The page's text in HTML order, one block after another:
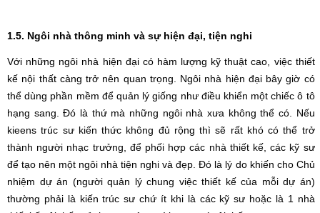
1.5. Ngôi nhà thông minh và sự hiện đại, tiện nghi
Với những ngôi nhà hiện đại có hàm lượng kỹ thuật cao, việc thiết
kế nội thất càng trở nên quan trọng. Ngôi nhà hiện đại bây giờ có
thể dùng phần mềm để quản lý giống như điều khiển một chiếc ô tô
hạng sang. Đó là thứ mà những ngôi nhà xưa không thể có. Nếu
kieens trúc sư kiến thức không đủ rộng thì sẽ rất khó có thể trở
thành người nhạc trưởng, để phối hợp các nhà thiết kế, các kỹ sư
để tạo nên một ngôi nhà tiện nghi và đẹp. Đó là lý do khiến cho Chủ
nhiệm dự án (người quản lý chung việc thiết kế của mỗi dự án)
thường phải là kiến trúc sư chứ ít khi là các kỹ sư hoặc là 1 nhà